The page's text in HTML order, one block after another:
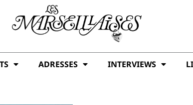
ADRESSES INTERVIEWS